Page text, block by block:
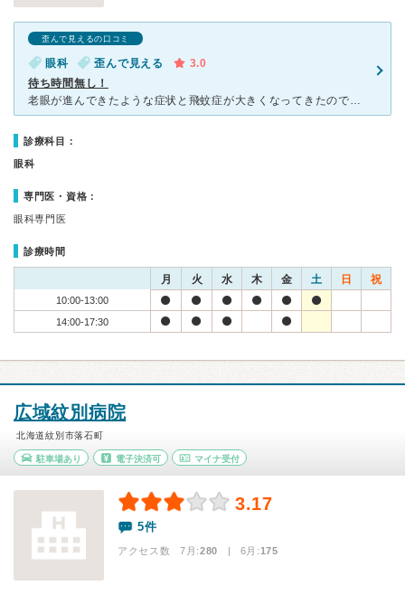
歪んで見えるの口コミ
眼科 歪んで見える
3.0
待ち時間無し！
老眼が進んできたような症状と飛蚊症が大きくなってきたので眼科を探した時、通っている皮膚科と同じ建物内にあったのでこちらを受診しました。 予約システムはなかったので直接行きましたが、患者さんが1人居た
診療科目：
眼科
専門医・資格：
眼科専門医
診療時間
月 火 水 木 金 土 日 祝
10:00-13:00
14:00-17:30
広域紋別病院
北海道紋別市落石町
駐車場あり 電子決済可 マイナ受付
3.17
5件
アクセス数 7月:280 | 6月:175